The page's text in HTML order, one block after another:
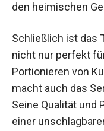
den heimischen
Schließlich ist das
nicht nur perfekt
Portionieren von
macht auch das
Seine Qualität und
einer